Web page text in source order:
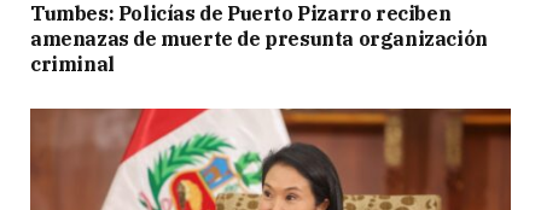
Tumbes: Policías de Puerto Pizarro reciben
amenazas de muerte de presunta organización
criminal